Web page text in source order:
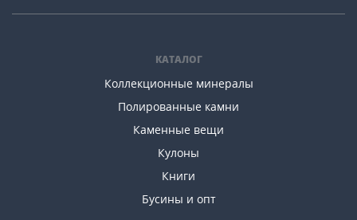
КАТАЛОГ
Коллекционные минералы
Полированные камни
Каменные вещи
Кулоны
Книги
Бусины и опт